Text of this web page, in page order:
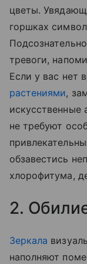
цветы.
горшках
тревоги,
Если у вас нет
растениями,
искусственные
не требуют
обзавестись
хлорофитума,
2.
Зеркала
наполняют